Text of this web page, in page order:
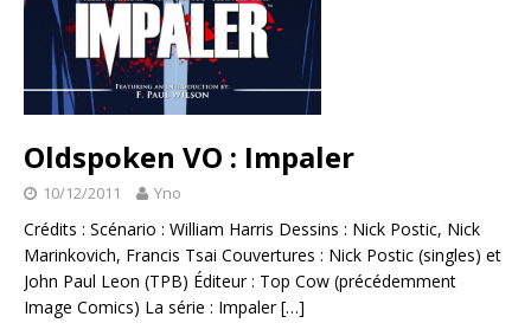
Oldspoken VO : Impaler
10/12/2011 Yno
Crédits : Scénario : William Harris Dessins : Nick Postic, Nick
Marinkovich, Francis Tsai Couvertures : Nick Postic (singles) et
John Paul Leon (TPB) Éditeur : Top Cow (précédemment
Image Comics) La série : Impaler[…]